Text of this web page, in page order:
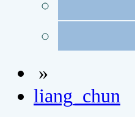
»
liang_chun